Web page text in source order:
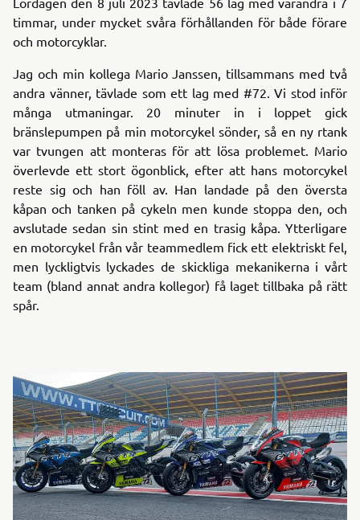
timmar, under mycket svåra förhållanden för både förare
och motorcyklar.
Jag och min kollega Mario Janssen, tillsammans med två
andra vänner, tävlade som ett lag med #72. Vi stod inför
många utmaningar. 20 minuter in i loppet gick
bränslepumpen på min motorcykel sönder, så en ny rtank
var tvungen att monteras för att lösa problemet. Mario
överlevde ett stort ögonblick, efter att hans motorcykel
reste sig och han föll av. Han landade på den översta
kåpan och tanken på cykeln men kunde stoppa den, och
avslutade sedan sin stint med en trasig kåpa. Ytterligare
en motorcykel från vår teammedlem fick ett elektriskt fel,
men lyckligtvis lyckades de skickliga mekanikerna i vårt
team (bland annat andra kollegor) få laget tillbaka på rätt
spår.